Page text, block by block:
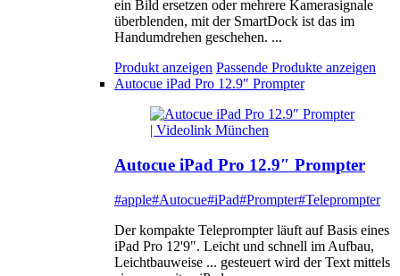
ein Bild ersetzen oder mehrere Kamerasignale
überblenden, mit der SmartDock ist das im
Handumdrehen geschehen. ...
Produkt anzeigen Passende Produkte anzeigen
Autocue iPad Pro 12.9″ Prompter
Autocue iPad Pro 12.9″ Prompter
#apple#Autocue#iPad#Prompter#Teleprompter
Der kompakte Teleprompter läuft auf Basis eines
iPad Pro 12'9". Leicht und schnell im Aufbau,
Leichtbauweise ... gesteuert wird der Text mittels